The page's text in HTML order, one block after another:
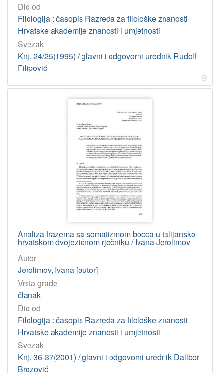
Dio od
Filologija : časopis Razreda za filološke znanosti
Hrvatske akademije znanosti i umjetnosti
Svezak
Knj. 24/25(1995) / glavni i odgovorni urednik Rudolf
Filipović
9
Analiza frazema sa somatizmom bocca u talijansko-
hrvatskom dvojezičnom rječniku / Ivana Jerolimov
Autor
Jerolimov, Ivana [autor]
Vrsta građe
članak
Dio od
Filologija : časopis Razreda za filološke znanosti
Hrvatske akademije znanosti i umjetnosti
Svezak
Knj. 36-37(2001) / glavni i odgovorni urednik Dalibor
Brozović